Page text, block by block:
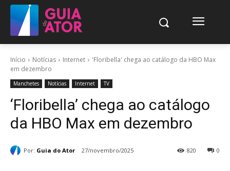
Início Notícias Internet
'Floribella' chega ao catálogo da HBO Max
em dezembro
Manchetes Notícias Internet TV
‘Floribella’ chega ao catálogo
da HBO Max em dezembro
Por: Guia do Ator 27/novembro/2025 0
820